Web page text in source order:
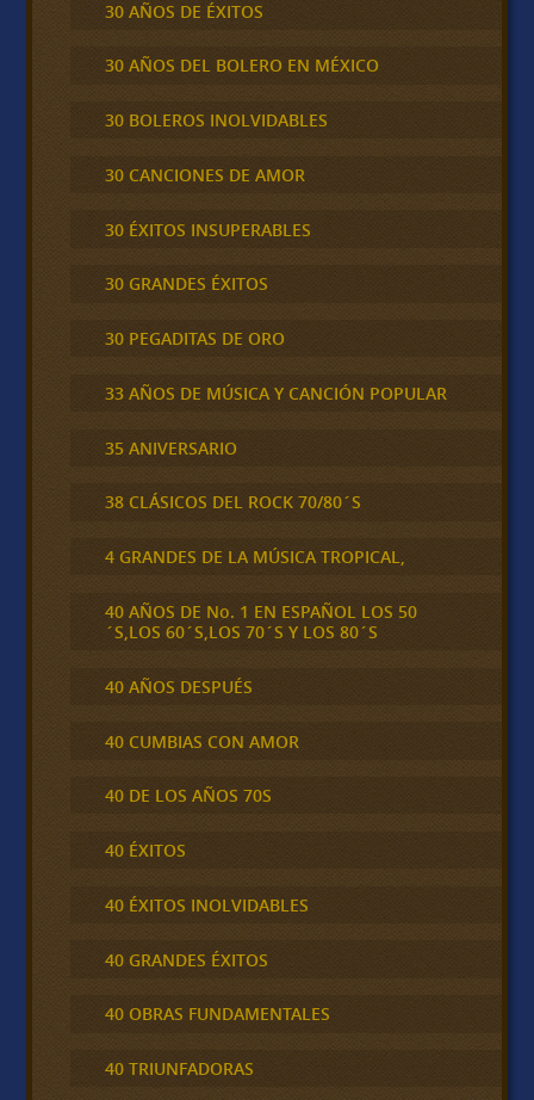
30 AÑOS DE ÉXITOS
30 AÑOS DEL BOLERO EN MÉXICO
30 BOLEROS INOLVIDABLES
30 CANCIONES DE AMOR
30 ÉXITOS INSUPERABLES
30 GRANDES ÉXITOS
30 PEGADITAS DE ORO
33 AÑOS DE MÚSICA Y CANCIÓN POPULAR
35 ANIVERSARIO
38 CLÁSICOS DEL ROCK 70/80´S
4 GRANDES DE LA MÚSICA TROPICAL,
40 AÑOS DE No. 1 EN ESPAÑOL LOS 50
´S,LOS 60´S,LOS 70´S Y LOS 80´S
40 AÑOS DESPUÉS
40 CUMBIAS CON AMOR
40 DE LOS AÑOS 70S
40 ÉXITOS
40 ÉXITOS INOLVIDABLES
40 GRANDES ÉXITOS
40 OBRAS FUNDAMENTALES
40 TRIUNFADORAS